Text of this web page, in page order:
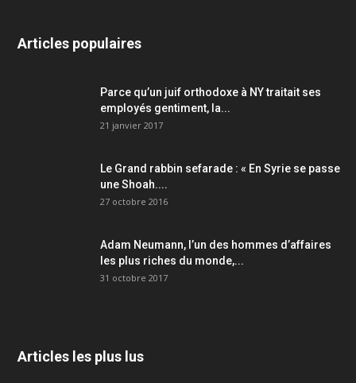
Articles populaires
Parce qu’un juif orthodoxe à NY traitait ses
employés gentiment, la...
21 janvier 2017
Le Grand rabbin sefarade : « En Syrie se passe
une Shoah....
27 octobre 2016
Adam Neumann, l’un des hommes d’affaires
les plus riches du monde,...
31 octobre 2017
Articles les plus lus